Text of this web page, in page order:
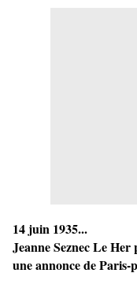
14 juin 1935...
Jeanne Seznec Le
une annonce de Paris-